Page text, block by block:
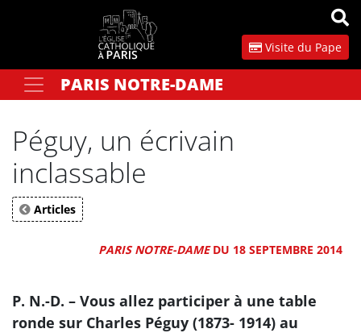
Visite du Pape
Votre recherchePARIS NOTRE-DAME
Péguy, un écrivain
inclassable
Articles
PARIS NOTRE-DAMEDU 18 SEPTEMBRE 2014
P. N.-D. – Vous allez participer à une table
ronde sur Charles Péguy (1873- 1914) au
Panneau de gestion des cookies